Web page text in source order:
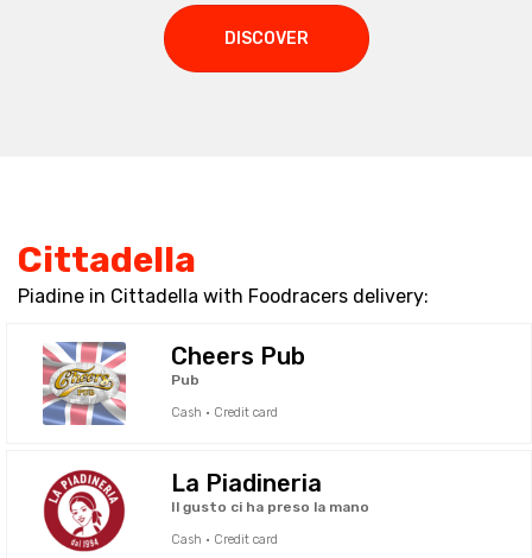
DISCOVER
Cittadella
Piadine in Cittadella with Foodracers delivery:
Cheers Pub
Pub
Cash · Credit card
La Piadineria
Il gusto ci ha preso la mano
Cash · Credit card